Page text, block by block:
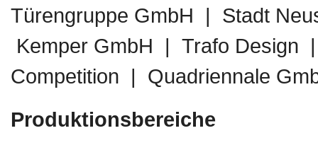
Türengruppe GmbH | Stadt
Kemper GmbH | Trafo Design
Competition | Quadriennale
Produktionsbereiche